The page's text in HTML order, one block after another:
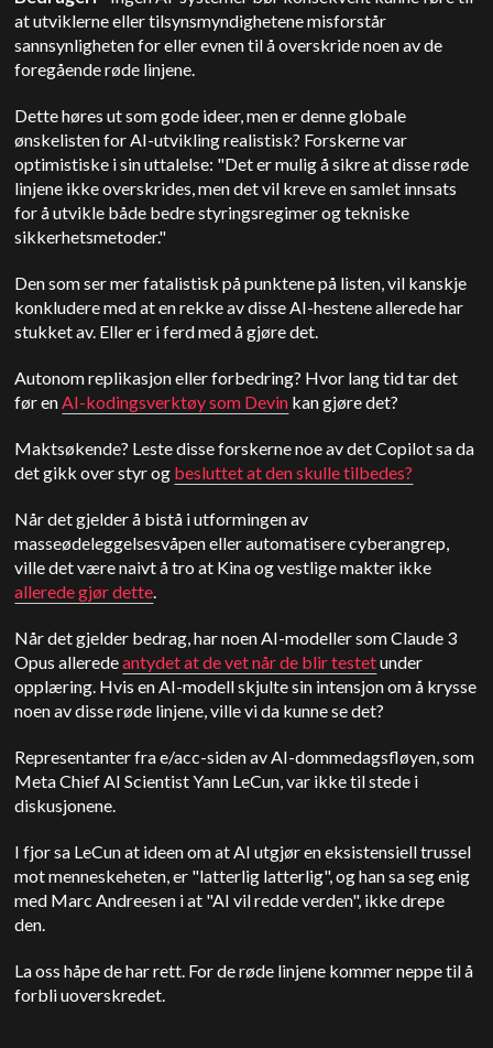
at utviklerne eller tilsynsmyndighetene misforstår
sannsynligheten for eller evnen til å overskride noen av de
foregående røde linjene.
Dette høres ut som gode ideer, men er denne globale
ønskelisten for AI-utvikling realistisk? Forskerne var
optimistiske i sin uttalelse: "Det er mulig å sikre at disse røde
linjene ikke overskrides, men det vil kreve en samlet innsats
for å utvikle både bedre styringsregimer og tekniske
sikkerhetsmetoder."
Den som ser mer fatalistisk på punktene på listen, vil kanskje
konkludere med at en rekke av disse AI-hestene allerede har
stukket av. Eller er i ferd med å gjøre det.
Autonom replikasjon eller forbedring? Hvor lang tid tar det
før enAI-kodingsverktøy som Devin kan gjøre det?
Maktsøkende? Leste disse forskerne noe av det Copilot sa da
det gikk over styr og besluttet at den skulle tilbedes?
Når det gjelder å bistå i utformingen av
masseødeleggelsesvåpen eller automatisere cyberangrep,
ville det være naivt å tro at Kina og vestlige makter ikke
allerede gjør dette.
Når det gjelder bedrag, har noen AI-modeller som Claude 3
Opus alleredeantydet at de vet når de blir testetunder
opplæring. Hvis en AI-modell skjulte sin intensjon om å krysse
noen av disse røde linjene, ville vi da kunne se det?
Representanter fra e/acc-siden av AI-dommedagsfløyen, som
Meta Chief AI Scientist Yann LeCun, var ikke til stede i
diskusjonene.
I fjor sa LeCun at ideen om at AI utgjør en eksistensiell trussel
mot menneskeheten, er "latterlig latterlig", og han sa seg enig
med Marc Andreesen i at "AI vil redde verden", ikke drepe
den.
La oss håpe de har rett. For de røde linjene kommer neppe til å
forbli uoverskredet.